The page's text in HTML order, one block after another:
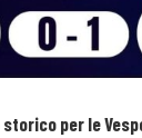
per le